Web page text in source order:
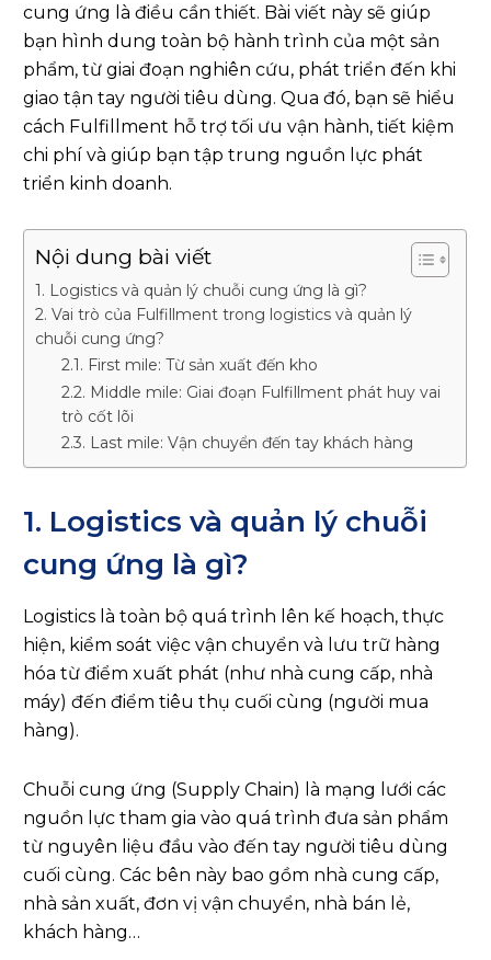
cung ứng là điều cần thiết. Bài viết này sẽ giúp
bạn hình dung toàn bộ hành trình của một sản
phẩm, từ giai đoạn nghiên cứu, phát triển đến khi
giao tận tay người tiêu dùng. Qua đó, bạn sẽ hiểu
cách Fulfillment hỗ trợ tối ưu vận hành, tiết kiệm
chi phí và giúp bạn tập trung nguồn lực phát
triển kinh doanh.
Nội dung bài viết
1. Logistics và quản lý chuỗi cung ứng là gì?
2. Vai trò của Fulfillment trong logistics và quản lý
chuỗi cung ứng?
2.1. First mile: Từ sản xuất đến kho
2.2. Middle mile: Giai đoạn Fulfillment phát huy vai
trò cốt lõi
2.3. Last mile: Vận chuyển đến tay khách hàng
1. Logistics và quản lý chuỗi
cung ứng là gì?
Logistics là toàn bộ quá trình lên kế hoạch, thực
hiện, kiểm soát việc vận chuyển và lưu trữ hàng
hóa từ điểm xuất phát (như nhà cung cấp, nhà
máy) đến điểm tiêu thụ cuối cùng (người mua
hàng).
Chuỗi cung ứng (Supply Chain) là mạng lưới các
nguồn lực tham gia vào quá trình đưa sản phẩm
từ nguyên liệu đầu vào đến tay người tiêu dùng
cuối cùng. Các bên này bao gồm nhà cung cấp,
nhà sản xuất, đơn vị vận chuyển, nhà bán lẻ,
khách hàng…